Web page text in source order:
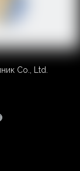
Co., Ltd.